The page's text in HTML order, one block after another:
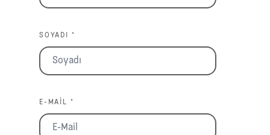
SOYADI *
E-MAIL *